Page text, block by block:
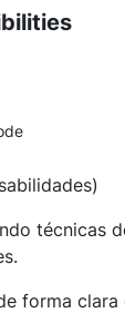
técnicas
forma clara